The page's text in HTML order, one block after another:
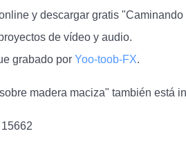
y descargar gratis
de vídeo y audio.
grabado por Yoo-toob-FX.
madera maciza" también está